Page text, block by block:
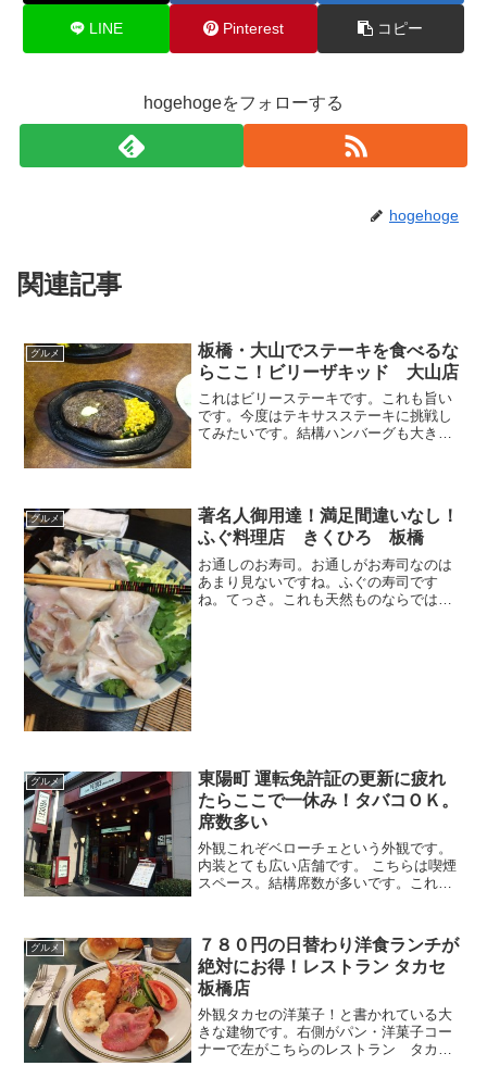
LINE Pinterest コピー
hogehogeをフォローする
hogehoge
関連記事
グルメ
板橋・大山でステーキを食べるな
らここ！ビリーザキッド 大山店
これはビリーステーキです。これも旨い
です。今度はテキサスステーキに挑戦し
てみたいです。結構ハンバーグも大きか
グルメ
著名人御用達！満足間違いなし！
ふぐ料理店 きくひろ 板橋
お通しのお寿司。お通しがお寿司なのは
あまり見ないですね。ふぐの寿司です
ね。てっさ。これも天然ものならではの
グルメ
東陽町 運転免許証の更新に疲れ
たらここで一休み！タバコＯＫ。
席数多い
外観これぞベローチェという外観です。
内装とても広い店舗です。 こちらは喫煙
スペース。結構席数が多いです。これだ
グルメ
７８０円の日替わり洋食ランチが
絶対にお得！レストラン タカセ
板橋店
外観タカセの洋菓子！と書かれている大
きな建物です。右側がパン・洋菓子コー
ナーで左がこちらのレストラン タカセ